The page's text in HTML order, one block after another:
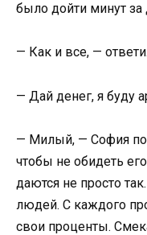
было дойти минут за
— Как и все, —
— Дай денег, я буду
— Милый, — София
чтобы не обидеть
даются не просто
людей. С каждого
свои проценты.